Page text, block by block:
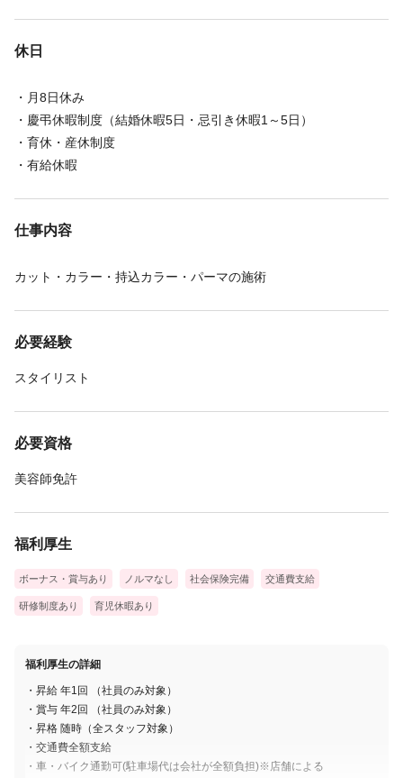
休日
・月8日休み
・慶弔休暇制度（結婚休暇5日・忌引き休暇1～5日）
・育休・産休制度
・有給休暇
仕事内容
カット・カラー・持込カラー・パーマの施術
必要経験
スタイリスト
必要資格
美容師免許
福利厚生
ボーナス・賞与あり ノルマなし 社会保険完備 交通費支給
研修制度あり 育児休暇あり
福利厚生の詳細
・昇給 年1回 （社員のみ対象）
・賞与 年2回 （社員のみ対象）
・昇格 随時（全スタッフ対象）
・交通費全額支給
・車・バイク通勤可(駐車場代は会社が全額負担)※店舗による